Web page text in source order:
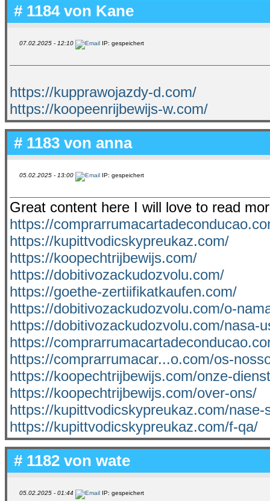
# 1184 von Kane
07.02.2025 - 12:10 IP: gespeichert
https://kupprawojazdy-d.com/
https://koopeenrijbewijs-w.com/
# 1183 von anna
05.02.2025 - 13:00 IP: gespeichert
Great content here I will love to read
https://
https://kupittvodicskypreukaz.com/
https://koopechtrijbewijs.com/
https://dobitivozackudozvolu.com/
https://goethe-zertiifikatkaufen.com/
https://dobitivozackudozvolu.com/o-
https://dobitivozackudozvolu.com/nasa-
https://
https://comprarrumacar...o.com/os-
https://koopechtrijbewijs.com/onze-
https://koopechtrijbewijs.com/over-ons/
https://kupittvodicskypreukaz.com/nase-
https://kupittvodicskypreukaz.com/f-qa/
# 1182 von wate
05.02.2025 - 01:44 IP: gespeichert